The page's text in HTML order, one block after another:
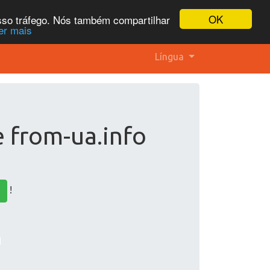
OK
tráfego. Nós também compartilhar
mais
Língua
from-ua.info
!